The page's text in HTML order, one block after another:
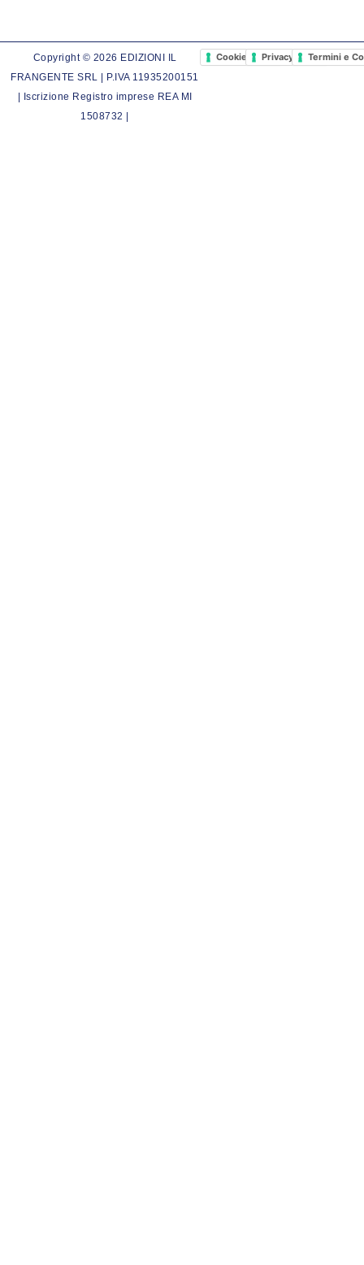
Copyright © 2026 EDIZIONI IL
FRANGENTE SRL | P.IVA 11935200151
| Iscrizione Registro imprese REA MI
1508732 |
Cookie PolicyPrivacy PolicyTermini e